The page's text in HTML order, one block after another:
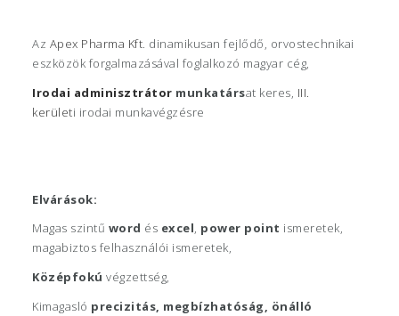
Az Apex Pharma Kft. dinamikusan fejlődő, orvostechnikai
eszközök forgalmazásával foglalkozó magyar cég,
Irodai adminisztrátor munkatársat keres, III.
kerületi irodai munkavégzésre
Elvárások:
Magas szintű word és excel, power point ismeretek,
magabiztos felhasználói ismeretek,
Középfokú végzettség,
Kimagasló precizitás, megbízhatóság, önálló